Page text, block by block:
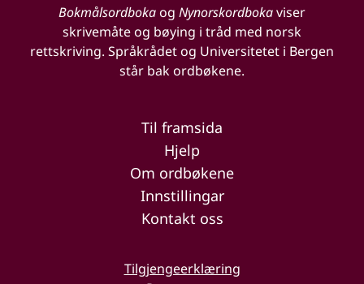
Bokmålsordbokaog Nynorskordbokaviser
skrivemåte og bøying i tråd med norsk
rettskriving. Språkrådet og Universitetet i Bergen
står bak ordbøkene.
Til framsida
Hjelp
Om ordbøkene
Innstillingar
Kontakt oss
Tilgjengeerklæring